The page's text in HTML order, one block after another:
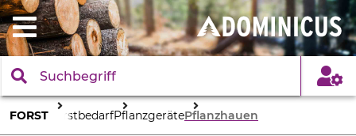
FORST ForstbedarfPflanzgerätePflanzhauen